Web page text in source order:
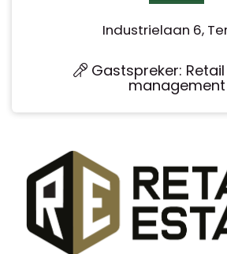
Industrielaan 6,
Gastspreker:
management